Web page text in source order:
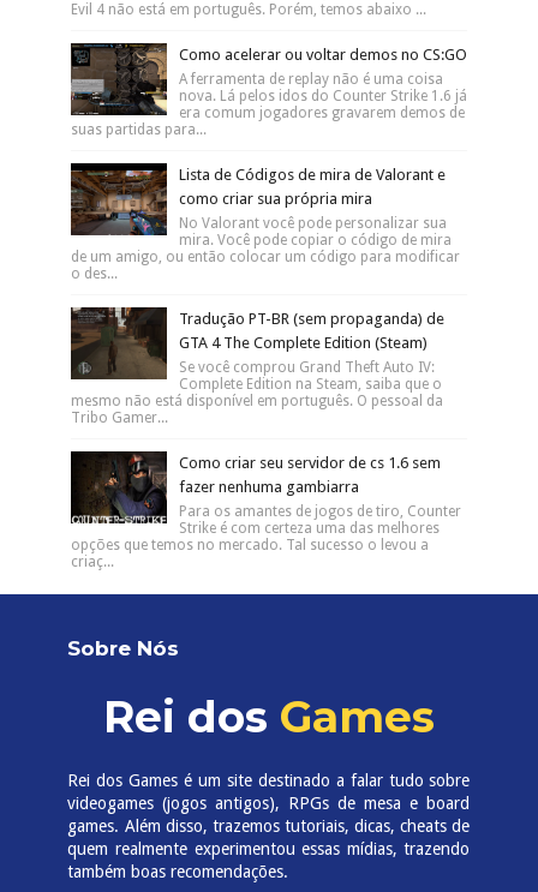
Evil 4 não está em português. Porém, temos abaixo ...
Como acelerar ou voltar demos no CS:GO
A ferramenta de replay não é uma coisa
nova. Lá pelos idos do Counter Strike 1.6 já
era comum jogadores gravarem demos de
suas partidas para...
Lista de Códigos de mira de Valorant e
como criar sua própria mira
No Valorant você pode personalizar sua
mira. Você pode copiar o código de mira
de um amigo, ou então colocar um código para modificar
o des...
Tradução PT-BR (sem propaganda) de
GTA 4 The Complete Edition (Steam)
Se você comprou Grand Theft Auto IV:
Complete Edition na Steam, saiba que o
mesmo não está disponível em português. O pessoal da
Tribo Gamer...
Como criar seu servidor de cs 1.6 sem
fazer nenhuma gambiarra
Para os amantes de jogos de tiro, Counter
Strike é com certeza uma das melhores
opções que temos no mercado. Tal sucesso o levou a
criaç...
Sobre Nós
Rei dos Games
Rei dos Games é um site destinado a falar tudo sobre
videogames (jogos antigos), RPGs de mesa e board
games. Além disso, trazemos tutoriais, dicas, cheats de
quem realmente experimentou essas mídias, trazendo
também boas recomendações.